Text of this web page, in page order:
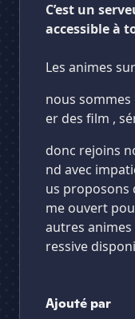
C’est un
accessible à
Les animes
nous
er des film ,
donc rejoins
nd avec
us proposons
me ouvert
autres
ressive
Ajouté par
Vote
Es-tu sûr de
serveur ?